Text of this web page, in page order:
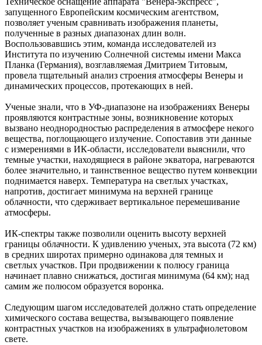
запущенного Европейским космическим агентством,
позволяет ученым сравнивать изображения планеты,
полученные в разных диапазонах длин волн.
Воспользовавшись этим, команда исследователей из
Института по изучению Солнечной системы имени Макса
Планка (Германия), возглавляемая Дмитрием Титовым,
провела тщательный анализ строения атмосферы Венеры и
динамических процессов, протекающих в ней.
Ученые знали, что в УФ-диапазоне на изображениях Венеры
проявляются контрастные зоны, возникновение которых
вызвано неоднородностью распределения в атмосфере некого
вещества, поглощающего излучение. Сопоставив эти данные
с измерениями в ИК-области, исследователи выяснили, что
темные участки, находящиеся в районе экватора, нагреваются
более значительно, и таинственное вещество путем конвекции
поднимается наверх. Температура на светлых участках,
напротив, достигает минимума на верхней границе
облачности, что сдерживает вертикальное перемешивание
атмосферы.
ИК-спектры также позволили оценить высоту верхней
границы облачности. К удивлению ученых, эта высота (72 км)
в средних широтах примерно одинакова для темных и
светлых участков. При продвижении к полюсу граница
начинает плавно снижаться, достигая минимума (64 км); над
самим же полюсом образуется воронка.
Следующим шагом исследователей должно стать определение
химического состава вещества, вызывающего появление
контрастных участков на изображениях в ультрафиолетовом
свете.